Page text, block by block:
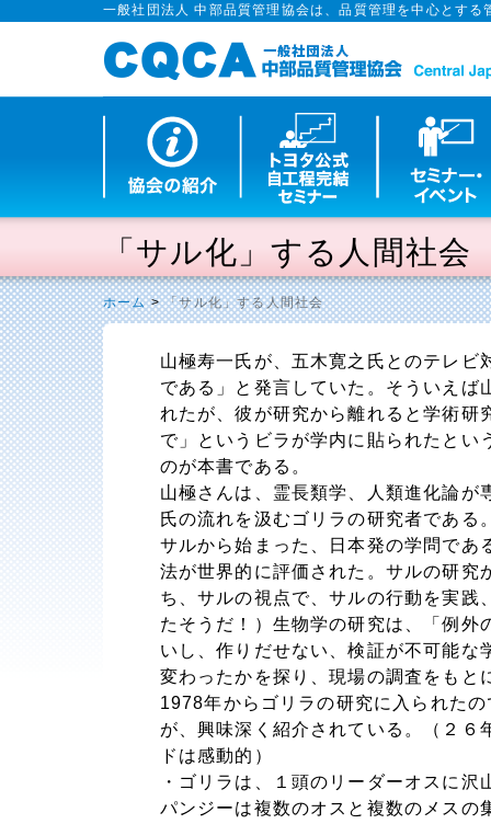
一般社団法人 中部品質管理協会は、品質管理を中心とす
「サル化」する人間社会
ホーム>「サル化」する人間社会
山極寿一氏が、五木寛之氏とのテレ
である」と発言していた。そういえ
れたが、彼が研究から離れると学術研
で」というビラが学内に貼られたと
のが本書である。
山極さんは、霊長類学、人類進化論
氏の流れを汲むゴリラの研究者であ
サルから始まった、日本発の学問であ
法が世界的に評価された。サルの研究
ち、サルの視点で、サルの行動を実
たそうだ！）生物学の研究は、「例
いし、作りだせない、検証が不可能
変わったかを探り、現場の調査をもと
1978年からゴリラの研究に入られた
が、興味深く紹介されている。（２
ドは感動的）
・ゴリラは、１頭のリーダーオスに
パンジーは複数のオスと複数のメスの